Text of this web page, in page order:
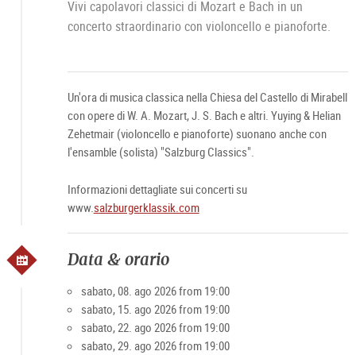
Vivi capolavori classici di Mozart e Bach in un
concerto straordinario con violoncello e pianoforte.
Un'ora di musica classica nella Chiesa del Castello di Mirabell
con opere di W. A. Mozart, J. S. Bach e altri. Yuying & Helian
Zehetmair (violoncello e pianoforte) suonano anche con
l'ensamble (solista) "Salzburg Classics".
Informazioni dettagliate sui concerti su
www.salzburgerklassik.com
Data & orario
sabato, 08. ago 2026 from 19:00
sabato, 15. ago 2026 from 19:00
sabato, 22. ago 2026 from 19:00
sabato, 29. ago 2026 from 19:00